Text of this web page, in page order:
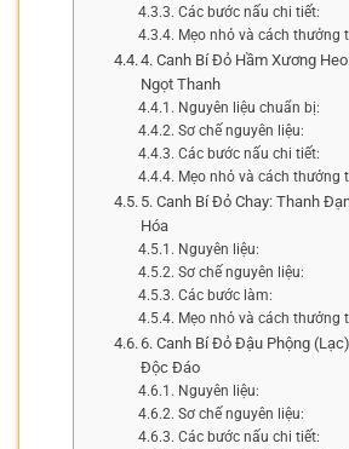
Các bước nấu chi tiết:
Mẹo nhỏ và cách thưởng
4. Canh Bí Đỏ Hầm Xương
Ngọt Thanh
Nguyên liệu chuẩn bị:
Sơ chế nguyên liệu:
Các bước nấu chi tiết:
Mẹo nhỏ và cách thưởng
5. Canh Bí Đỏ Chay: Thanh
Hóa
Nguyên liệu:
Sơ chế nguyên liệu:
Các bước làm:
Mẹo nhỏ và cách thưởng
6. Canh Bí Đỏ Đậu Phộng
Độc Đáo
Nguyên liệu:
Sơ chế nguyên liệu:
Các bước nấu chi tiết: